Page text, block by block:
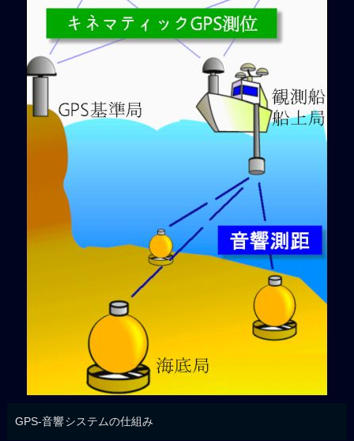
GPS-音響システムの仕組み